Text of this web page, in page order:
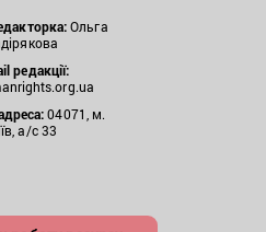
Ольга
редакції:
04071, м.
а/с 33